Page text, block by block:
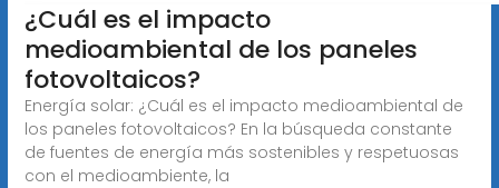
¿Cuál es el impacto
medioambiental de los paneles
fotovoltaicos?
Energía solar: ¿Cuál es el impacto medioambiental de
los paneles fotovoltaicos? En la búsqueda constante
de fuentes de energía más sostenibles y respetuosas
con el medioambiente, la